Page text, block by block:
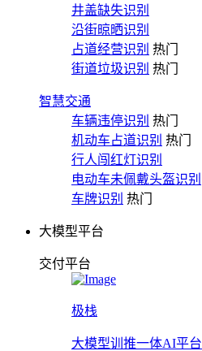
井盖缺失识别
沿街晾晒识别
占道经营识别 热门
街道垃圾识别 热门
智慧交通
车辆违停识别 热门
机动车占道识别 热门
行人闯红灯识别
电动车未佩戴头盔识别
车牌识别 热门
大模型平台
交付平台
极栈
大模型训推一体AI平台